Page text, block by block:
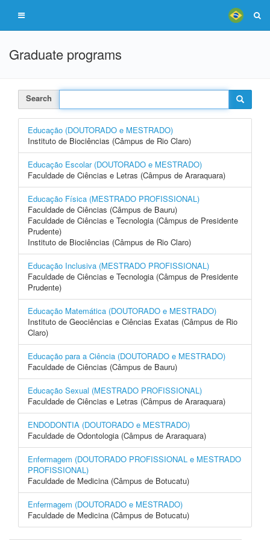
Graduate programs
Search
Educação (DOUTORADO e MESTRADO)
Instituto de Biociências (Câmpus de Rio Claro)
Educação Escolar (DOUTORADO e MESTRADO)
Faculdade de Ciências e Letras (Câmpus de Araraquara)
Educação Física (MESTRADO PROFISSIONAL)
Faculdade de Ciências (Câmpus de Bauru)
Faculdade de Ciências e Tecnologia (Câmpus de Presidente
Prudente)
Instituto de Biociências (Câmpus de Rio Claro)
Educação Inclusiva (MESTRADO PROFISSIONAL)
Faculdade de Ciências e Tecnologia (Câmpus de Presidente
Prudente)
Educação Matemática (DOUTORADO e MESTRADO)
Instituto de Geociências e Ciências Exatas (Câmpus de Rio
Claro)
Educação para a Ciência (DOUTORADO e MESTRADO)
Faculdade de Ciências (Câmpus de Bauru)
Educação Sexual (MESTRADO PROFISSIONAL)
Faculdade de Ciências e Letras (Câmpus de Araraquara)
ENDODONTIA (DOUTORADO e MESTRADO)
Faculdade de Odontologia (Câmpus de Araraquara)
Enfermagem (DOUTORADO PROFISSIONAL e MESTRADO
PROFISSIONAL)
Faculdade de Medicina (Câmpus de Botucatu)
Enfermagem (DOUTORADO e MESTRADO)
Faculdade de Medicina (Câmpus de Botucatu)